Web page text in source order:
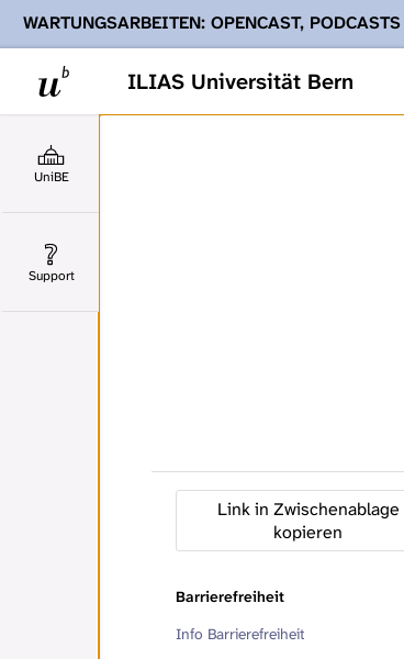
ILIAS Universität Bern
WARTUNGSARBEITEN: OPENCAST,
Ihnen Podcasts, Opencast-Videos und Tobira
UniBE
Support
Link in Zwischenablage
kopieren
Barrierefreiheit
Info Barrierefreiheit